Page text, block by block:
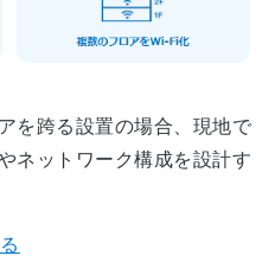
を跨る設置の場合、現地で
ネットワーク構成を設計す